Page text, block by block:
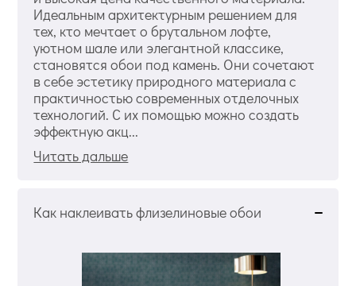
Идеальным архитектурным решением для
тех, кто мечтает о брутальном лофте,
уютном шале или элегантной классике,
становятся обои под камень. Они сочетают
в себе эстетику природного материала с
практичностью современных отделочных
технологий. С их помощью можно создать
эффектную акц...
Читать дальше
Как наклеивать флизелиновые обои